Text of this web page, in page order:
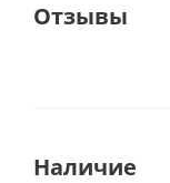
Отзывы
Наличие